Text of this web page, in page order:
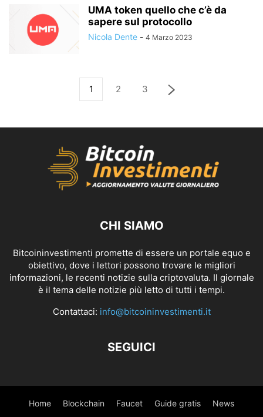
UMA token quello che c’è da
sapere sul protocollo
Nicola Dente - 4 Marzo 2023
1 2 3
CHI SIAMO
Bitcoininvestimenti promette di essere un portale equo e
obiettivo, dove i lettori possono trovare le migliori
informazioni, le recenti notizie sulla criptovaluta. Il giornale
è il tema delle notizie più letto di tutti i tempi.
Contattaci: info@bitcoininvestimenti.it
SEGUICI
Home Blockchain Faucet Guide gratis News